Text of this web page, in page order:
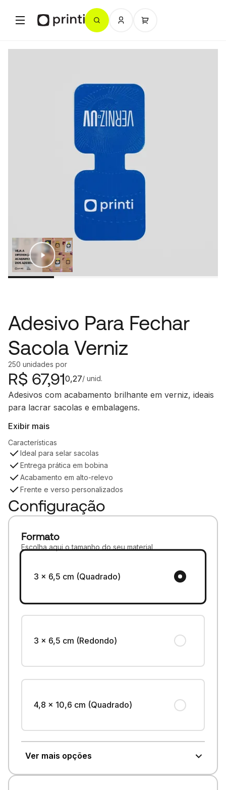
Adesivo Para Fechar
Sacola Verniz
250 unidades por
R$ 67,91 / unid.
0,27
Adesivos com acabamento brilhante em verniz, ideais
para lacrar sacolas e embalagens.
Exibir mais
Características
Ideal para selar sacolas
Entrega prática em bobina
Acabamento em alto-relevo
Frente e verso personalizados
Configuração
Formato
Escolha aqui o tamanho do seu material
3 x 6,5 cm (Quadrado)
3 x 6,5 cm (Redondo)
4,8 x 10,6 cm (Quadrado)
Ver mais opções